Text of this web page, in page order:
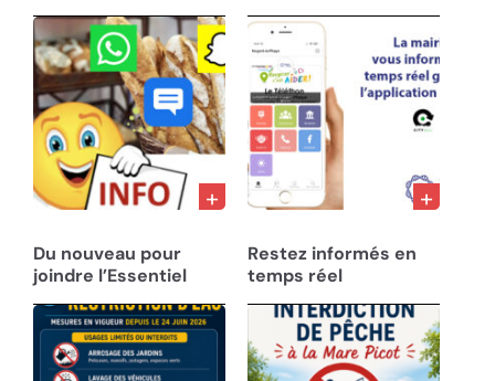
Du nouveau pour
joindre l’Essentiel
Restez informés en
temps réel